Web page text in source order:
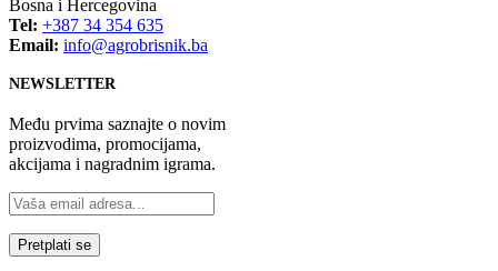
Bosna i Hercegovina
Tel: +387 34 354 635
Email: info@agrobrisnik.ba
NEWSLETTER
Među prvima saznajte o novim
proizvodima, promocijama,
akcijama i nagradnim igrama.